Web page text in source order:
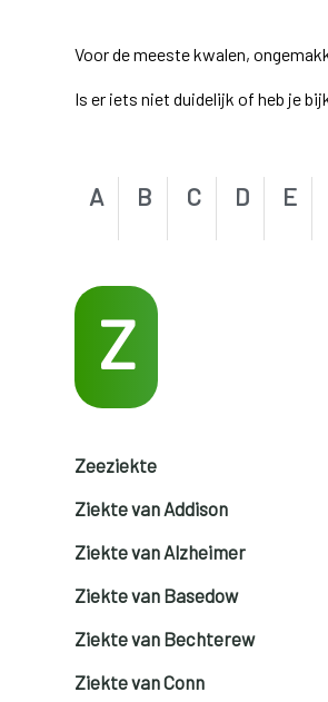
Voor de meeste kwalen,
Is er iets niet duidelijk of heb je
A B C D E
Z
Zeeziekte
Ziekte van Addison
Ziekte van Alzheimer
Ziekte van Basedow
Ziekte van Bechterew
Ziekte van Conn